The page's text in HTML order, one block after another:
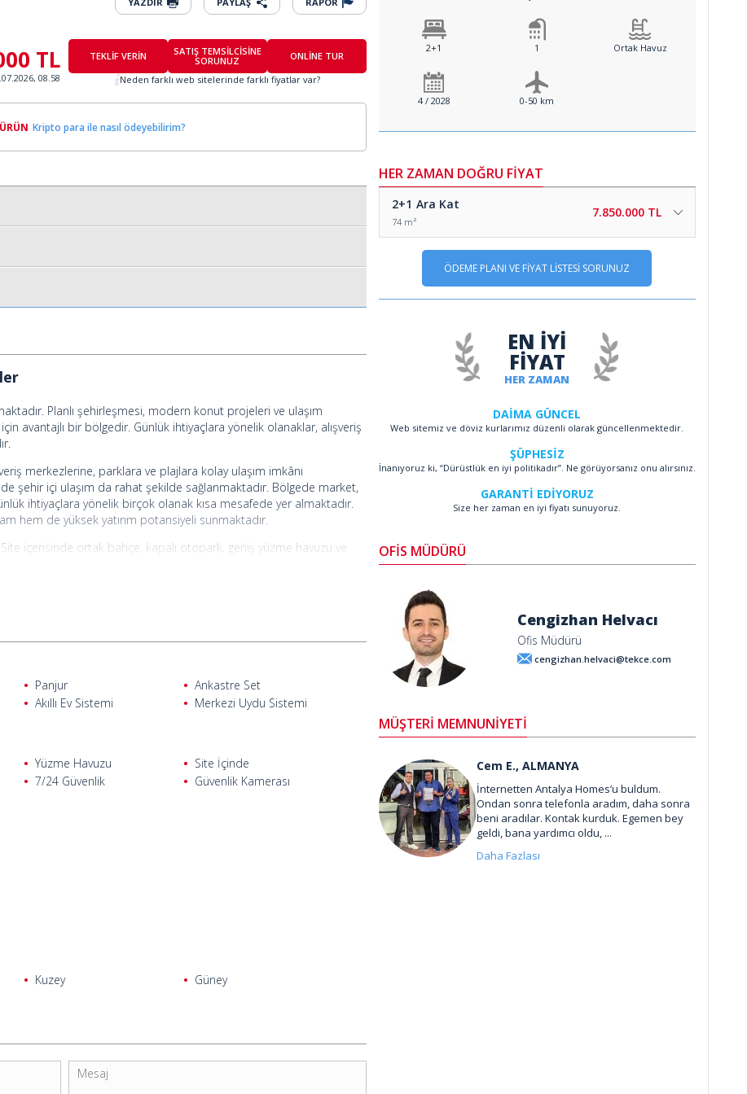
TL
08.58
TEKLİF VERİN
SATIŞ TEMSİLCİSİNE
SORUNUZ
ONLİNE TUR
Neden farklı web sitelerinde farklı fiyatlar var?
Kripto para ile nasıl ödeyebilirim?
2+1 1 Ortak Havuz
4 / 2028 0-50 km
HER ZAMAN DOĞRU FİYAT
2+1 Ara Kat
74 m²
7.850.000 TL
ÖDEME PLANI VE FİYAT LİSTESİ SORUNUZ
Planlı şehirleşmesi, modern konut projeleri ve ulaşım
avantajlı bir bölgedir. Günlük ihtiyaçlara yönelik olanaklar, alışveriş
merkezlerine, parklara ve plajlara kolay ulaşım imkânı
şehir içi ulaşım da rahat şekilde sağlanmaktadır. Bölgede market,
ihtiyaçlara yönelik birçok olanak kısa mesafede yer almaktadır.
hem de yüksek yatırım potansiyeli sunmaktadır.
içerisinde ortak bahçe, kapalı otopark, geniş yüzme havuzu ve
alanları ve balkonlar, dairelere ferah ve kullanışlı bir yapı
yatırım hem de sürekli yaşam için ideal bir seçenektir. Havalimanına
Panjur
Ankastre Set
Akıllı Ev Sistemi Merkezi Uydu Sistemi
Yüzme Havuzu
Site İçinde
7/24 Güvenlik
Güvenlik Kamerası
Kuzey Güney
HER ZAMAN
EN İYİ
FİYAT
DAİMA GÜNCEL
Web sitemiz ve döviz kurlarımız düzenli olarak güncellenmektedir.
ŞÜPHESİZ
İnanıyoruz ki, “Dürüstlük en iyi politikadır”. Ne görüyorsanız onu alırsınız.
GARANTİ EDİYORUZ
Size her zaman en iyi fiyatı sunuyoruz.
OFİS MÜDÜRÜ
Cengizhan Helvacı
Ofis Müdürü
cengizhan.helvaci@tekce.com
MÜŞTERİ MEMNUNİYETİ
Cem E., ALMANYA
İnternetten Antalya Homes’u buldum.
Ondan sonra telefonla aradım, daha sonra
beni aradılar. Kontak kurduk. Egemen bey
geldi, bana yardımcı oldu, ...
Daha Fazlası